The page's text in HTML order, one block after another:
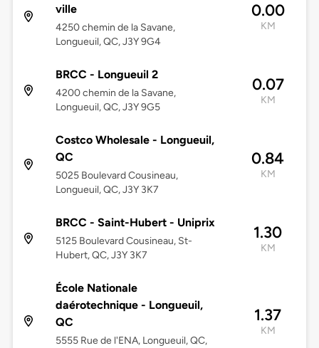
ville
4250 chemin de la Savane,
Longueuil, QC, J3Y 9G4
0.00
KM
BRCC - Longueuil 2
4200 chemin de la Savane,
Longueuil, QC, J3Y 9G5
0.07
KM
Costco Wholesale - Longueuil,
QC
5025 Boulevard Cousineau,
Longueuil, QC, J3Y 3K7
0.84
KM
BRCC - Saint-Hubert - Uniprix
5125 Boulevard Cousineau, St-
Hubert, QC, J3Y 3K7
1.30
KM
École Nationale
daérotechnique - Longueuil,
QC
5555 Rue de l'ENA, Longueuil, QC,
1.37
KM